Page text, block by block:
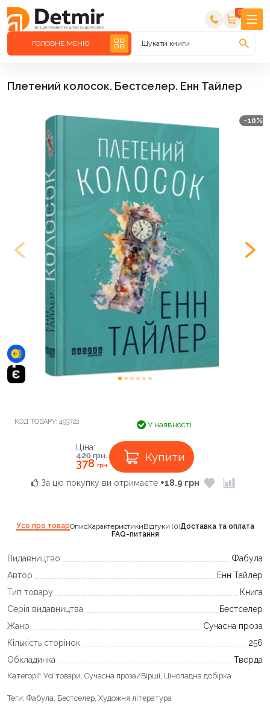
0
ГОЛОВНЕ МЕНЮ Шукати книги
Плетений колосок. Бестселер. Енн Тайлер
-10%
КОД ТОВАРУ: 493722 У наявності
Ціна:
420грн.
378грн.
Купити
За цю покупку ви отримаєте +18.9 грн
Усе про товарОписХарактеристикиВідгуки (0)Доставка та оплата
FAQ-питання
Видавництво
Фабула
Автор
Енн Тайлер
Тип товару
Книга
Серія видавництва
Бестселер
Жанр
Сучасна проза
Кількість сторінок
256
Обкладинка
Тверда
Категорії: Усі товари, Сучасна проза/Вірші, Цінопадна добірка
Теги: Фабула, Бестселер, Художня література